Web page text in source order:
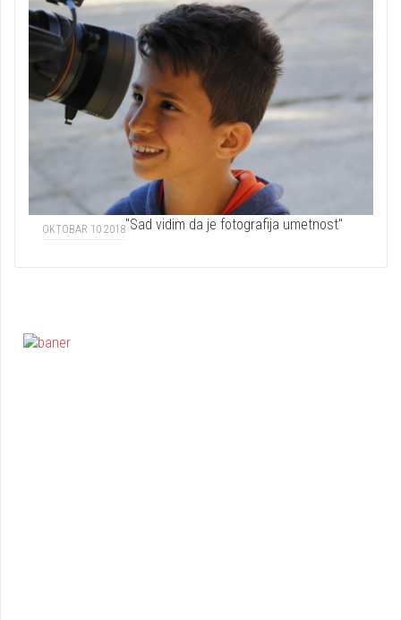
OKTOBAR 10 2018"Sad vidim da je fotografija umetnost"